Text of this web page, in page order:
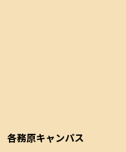
各務原キャンパス